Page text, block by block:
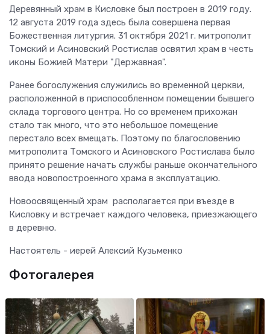
Деревянный храм в Кисловке был построен в 2019 году.
12 августа 2019 года здесь была совершена первая
Божественная литургия. 31 октября 2021 г. митрополит
Томский и Асиновский Ростислав освятил храм в честь
иконы Божией Матери "Державная".
Ранее богослужения служились во временной церкви,
расположенной в приспособленном помещении бывшего
склада торгового центра. Но со временем прихожан
стало так много, что это небольшое помещение
перестало всех вмещать. Поэтому по благословению
митрополита Томского и Асиновского Ростислава было
принято решение начать службы раньше окончательного
ввода новопостроенного храма в эксплуатацию.
Новоосвященный храм располагается при въезде в
Кисловку и встречает каждого человека, приезжающего
в деревню.
Настоятель - иерей Алексий Кузьменко
Фотогалерея